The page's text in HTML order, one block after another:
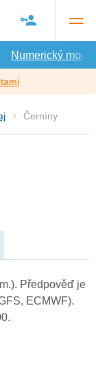
Numerický model
Černíny
Předpověď je
ECMWF).